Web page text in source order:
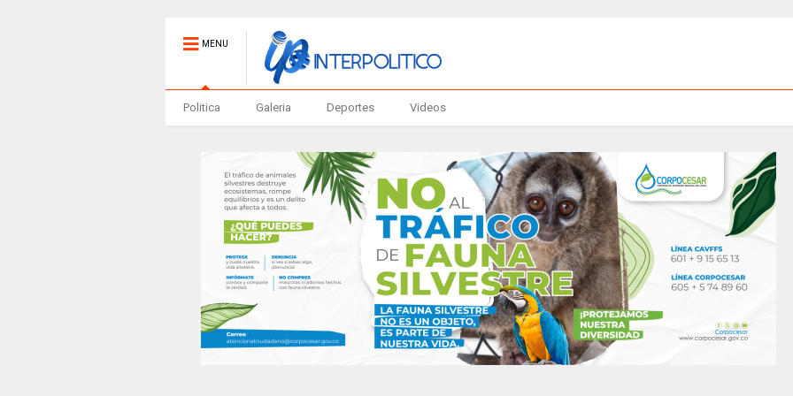
MENU
Politica Galeria Deportes Videos